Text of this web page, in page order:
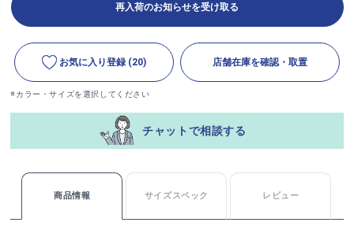
再入荷のお知らせを受け取る
お気に入り登録 (20) 店舗在庫を確認・取置
※カラー・サイズを選択してください
チャットで相談する
商品情報 サイズスペック レビュー